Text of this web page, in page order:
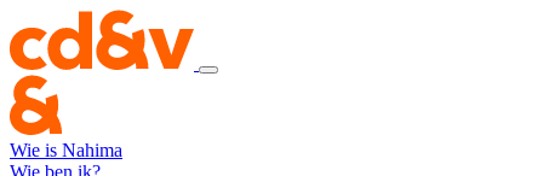
Wie is Nahima
Wie ben ik?